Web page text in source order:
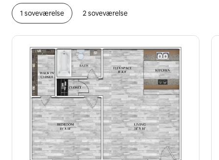
1 soveværelse 2 soveværelse